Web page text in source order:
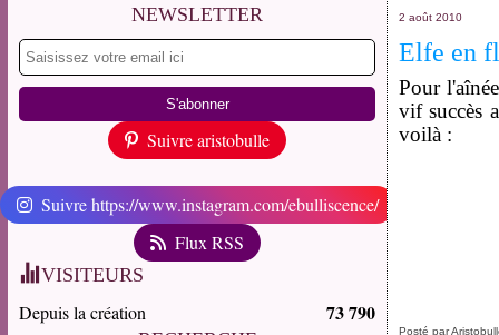
NEWSLETTER
Suivre aristobulle
Suivre https://www.instagram.com/ebulliscence/
Flux RSS
VISITEURS
Depuis la création 73 790
2 août 2010
Elfe en
Pour
vif succès
voilà :
Posté par